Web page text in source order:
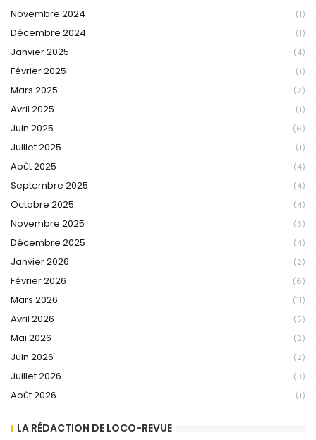
Novembre 2024 (1)
Décembre 2024 (1)
Janvier 2025 (4)
Février 2025 (1)
Mars 2025 (2)
Avril 2025 (1)
Juin 2025 (6)
Juillet 2025 (1)
Août 2025 (4)
Septembre 2025 (4)
Octobre 2025 (4)
Novembre 2025 (3)
Décembre 2025 (4)
Janvier 2026 (2)
Février 2026 (6)
Mars 2026 (11)
Avril 2026 (5)
Mai 2026 (2)
Juin 2026 (2)
Juillet 2026 (3)
Août 2026 (1)
LA RÉDACTION DE LOCO-REVUE